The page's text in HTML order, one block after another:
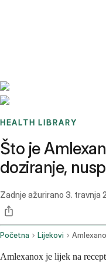
HEALTH LIBRARY
Što je
doziranje,
Zadnje ažurirano 3. travnja
Početna Lijekovi
Amlexanox je lijek na